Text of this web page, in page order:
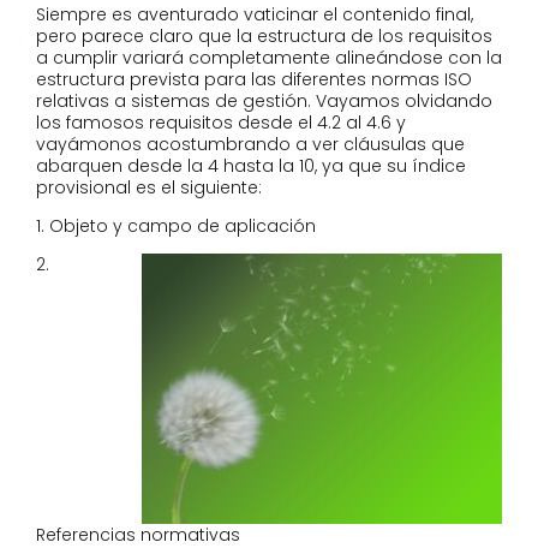
Siempre es aventurado vaticinar el contenido final,
pero parece claro que la estructura de los requisitos
a cumplir variará completamente alineándose con la
estructura prevista para las diferentes normas ISO
relativas a sistemas de gestión. Vayamos olvidando
los famosos requisitos desde el 4.2 al 4.6 y
vayámonos acostumbrando a ver cláusulas que
abarquen desde la 4 hasta la 10, ya que su índice
provisional es el siguiente:
1. Objeto y campo de aplicación
2.
Referencias normativas